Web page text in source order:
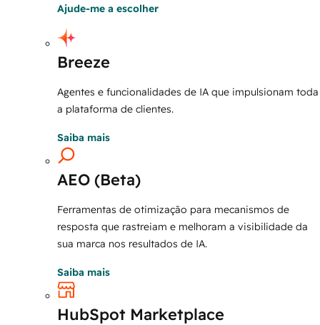
Ajude-me a escolher
Breeze
Agentes e funcionalidades de IA que impulsionam toda
a plataforma de clientes.
Saiba mais
AEO (Beta)
Ferramentas de otimização para mecanismos de
resposta que rastreiam e melhoram a visibilidade da
sua marca nos resultados de IA.
Saiba mais
HubSpot Marketplace